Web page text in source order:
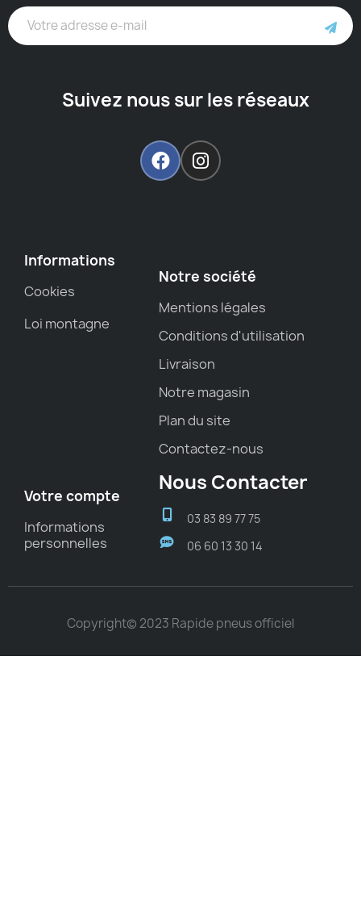
Suivez nous sur les réseaux
Informations
Cookies
Loi montagne
Notre société
Mentions légales
Conditions d'utilisation
Livraison
Notre magasin
Plan du site
Contactez-nous
Votre compte
Informations
personnelles
Nous Contacter
03 83 89 77 75
06 60 13 30 14
Copyright© 2023 Rapide pneus officiel